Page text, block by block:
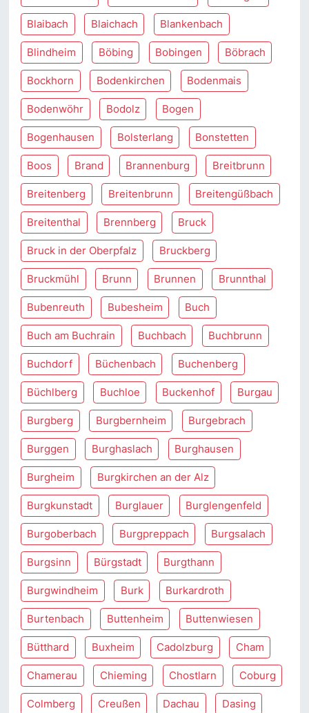
Blaibach Blaichach Blankenbach
Blindheim Böbing Bobingen Böbrach
Bockhorn Bodenkirchen Bodenmais
Bodenwöhr Bodolz Bogen
Bogenhausen Bolsterlang Bonstetten
Boos Brand Brannenburg Breitbrunn
Breitenberg Breitenbrunn Breitengüßbach
Breitenthal Brennberg Bruck
Bruck in der Oberpfalz Bruckberg
Bruckmühl Brunn Brunnen Brunnthal
Bubenreuth Bubesheim Buch
Buch am Buchrain Buchbach Buchbrunn
Buchdorf Büchenbach Buchenberg
Büchlberg Buchloe Buckenhof Burgau
Burgberg Burgbernheim Burgebrach
Burggen Burghaslach Burghausen
Burgheim Burgkirchen an der Alz
Burgkunstadt Burglauer Burglengenfeld
Burgoberbach Burgpreppach Burgsalach
Burgsinn Bürgstadt Burgthann
Burgwindheim Burk Burkardroth
Burtenbach Buttenheim Buttenwiesen
Bütthard Buxheim Cadolzburg Cham
Chamerau Chieming Chostlarn Coburg
Colmberg Creußen Dachau Dasing